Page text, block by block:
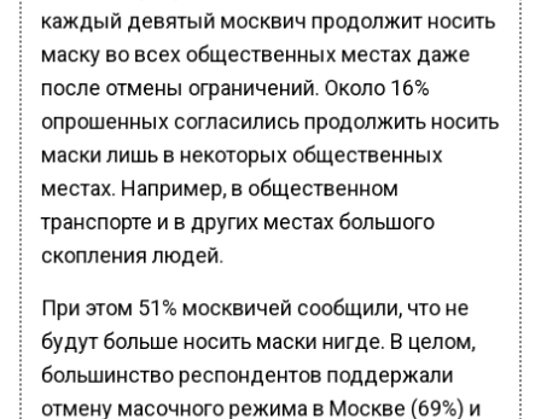
каждый девятый москвич продолжит носить
маску во всех общественных местах даже
после отмены ограничений. Около 16%
опрошенных согласились продолжить носить
маски лишь в некоторых общественных
местах. Например, в общественном
транспорте и в других местах большого
скопления людей.
При этом 51% москвичей сообщили, что не
будут больше носить маски нигде. В целом,
большинство респондентов поддержали
отмену масочного режима в Москве (69%) и